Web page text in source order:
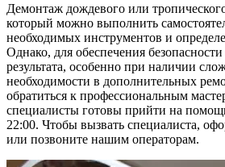
Демонтаж дождевого или
который можно выполнить
необходимых инструментов и
Однако, для обеспечения
результата, особенно при наличии
необходимости в дополнительных
обратиться к профессиональным
специалисты готовы прийти на
22:00. Чтобы вызвать специалиста,
или позвоните нашим операторам.